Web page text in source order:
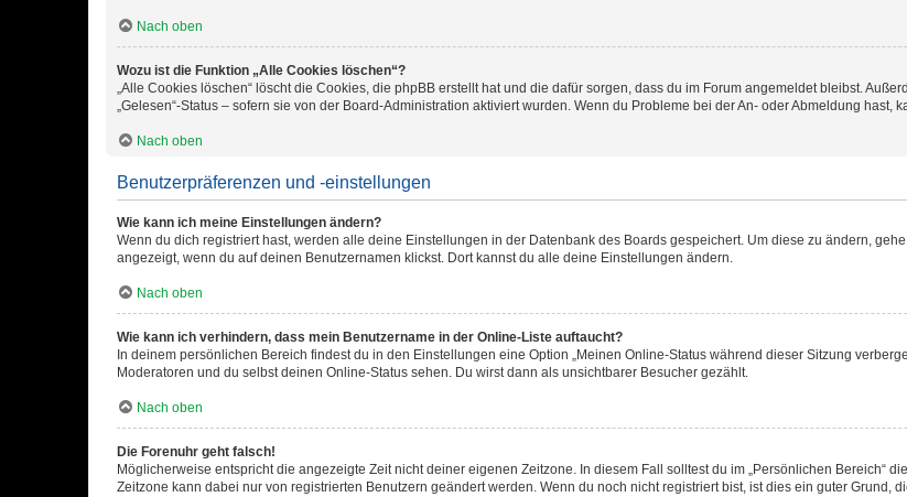
Nach oben
Wozu ist die Funktion „Alle Cookies löschen“?
„Alle Cookies löschen“ löscht die Cookies, die phpBB erstellt hat und die dafür sorgen, dass du im Forum angemeldet bleibst.
„Gelesen“-Status – sofern sie von der Board-Administration aktiviert wurden. Wenn du Probleme bei der An- oder Abmeldung hast,
Nach oben
Benutzerpräferenzen und -einstellungen
Wie kann ich meine Einstellungen ändern?
Wenn du dich registriert hast, werden alle deine Einstellungen in der Datenbank des Boards gespeichert. Um diese zu ändern,
angezeigt, wenn du auf deinen Benutzernamen klickst. Dort kannst du alle deine Einstellungen ändern.
Nach oben
Wie kann ich verhindern, dass mein Benutzername in der Online-Liste auftaucht?
In deinem persönlichen Bereich findest du in den Einstellungen eine Option „Meinen Online-Status während dieser Sitzung
Moderatoren und du selbst deinen Online-Status sehen. Du wirst dann als unsichtbarer Besucher gezählt.
Nach oben
Die Forenuhr geht falsch!
Möglicherweise entspricht die angezeigte Zeit nicht deiner eigenen Zeitzone. In diesem Fall solltest du im „Persönlichen Bereich“
Zeitzone kann dabei nur von registrierten Benutzern geändert werden. Wenn du noch nicht registriert bist, ist dies ein guter Grund,